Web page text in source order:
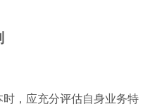
，应充分评估自身业务特